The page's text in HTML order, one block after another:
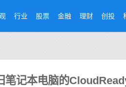
行业 股票 金融 理财 创投
笔记本电脑的